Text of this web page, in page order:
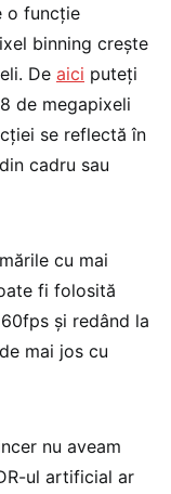
o funcție
binning crește
De aici puteți
de megapixeli
se reflectă în
cadru sau
cu mai
fi folosită
și redând la
mai jos cu
nu aveam
ul artificial ar